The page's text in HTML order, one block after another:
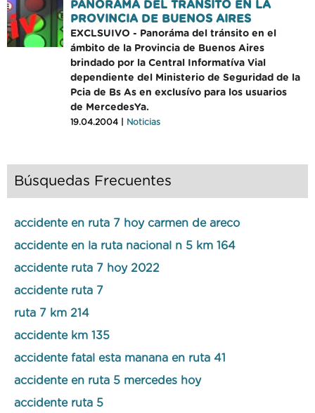
PANORAMA DEL TRANSITO EN LA
PROVINCIA DE BUENOS AIRES
EXCLSUIVO - Panoráma del tránsito en el
ámbito de la Provincia de Buenos Aires
brindado por la Central Informatíva Vial
dependiente del Ministerio de Seguridad de la
Pcia de Bs As en exclusívo para los usuarios
de MercedesYa.
19.04.2004 | Noticias
Búsquedas Frecuentes
accidente en ruta 7 hoy carmen de areco
accidente en la ruta nacional n 5 km 164
accidente ruta 7 hoy 2022
accidente ruta 7
ruta 7 km 214
accidente km 135
accidente fatal esta manana en ruta 41
accidente en ruta 5 mercedes hoy
accidente ruta 5